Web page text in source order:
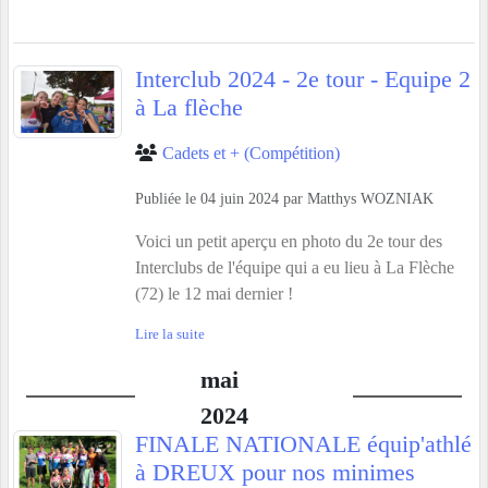
Interclub 2024 - 2e tour - Equipe 2
à La flèche
Cadets et + (Compétition)
Publiée le 04 juin 2024 par Matthys WOZNIAK
Voici un petit aperçu en photo du 2e tour des
Interclubs de l'équipe qui a eu lieu à La Flèche
(72) le 12 mai dernier !
Lire la suite
mai
2024
FINALE NATIONALE équip'athlé
à DREUX pour nos minimes